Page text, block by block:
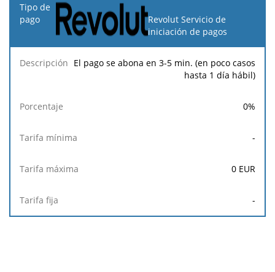
Tipo
de
Descripción Porcentaje
Tarifa
Tarifa
máxima
Revolut Servicio de
iniciación de pagos
El pago se abona en 3-5 min. (en poco casos
hasta 1 día hábil)
0%
-
0 EUR
-